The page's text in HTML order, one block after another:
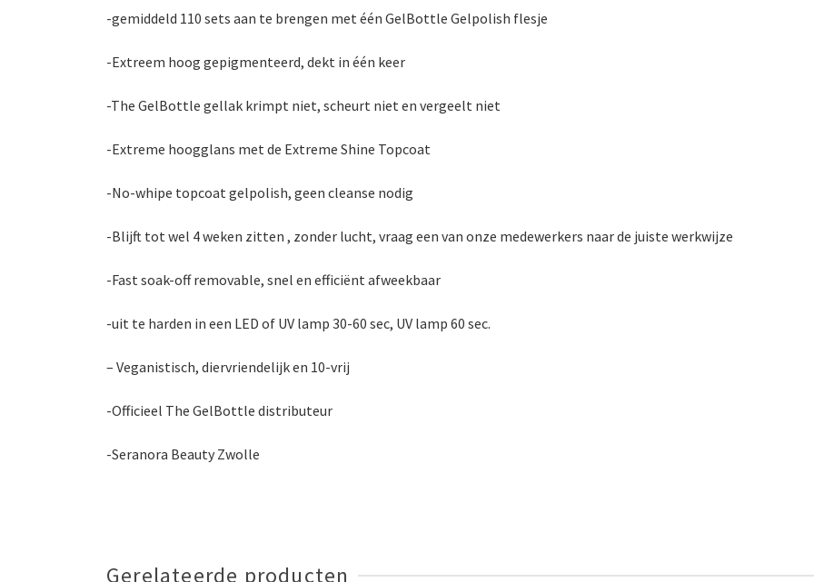
-gemiddeld 110 sets aan te brengen met één GelBottle Gelpolish flesje
-Extreem hoog gepigmenteerd, dekt in één keer
-The GelBottle gellak krimpt niet, scheurt niet en vergeelt niet
-Extreme hoogglans met de Extreme Shine Topcoat
-No-whipe topcoat gelpolish, geen cleanse nodig
-Blijft tot wel 4 weken zitten , zonder lucht, vraag een van onze medewerkers naar de juiste werkwijze
-Fast soak-off removable, snel en efficiënt afweekbaar
-uit te harden in een LED of UV lamp 30-60 sec, UV lamp 60 sec.
– Veganistisch, diervriendelijk en 10-vrij
-Officieel The GelBottle distributeur
-Seranora Beauty Zwolle
Gerelateerde producten